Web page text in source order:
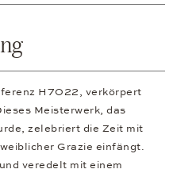
H7022, verkörpert
Meisterwerk, das
zelebriert die Zeit mit
Grazie einfängt.
veredelt mit einem